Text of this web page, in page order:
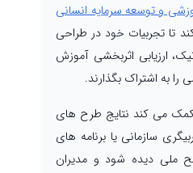
و توسعه سرمایه انسانی
تا تجربیات خود در طراحی
ارزیابی اثربخشی آموزش
به اشتراک بگذارند.
کمک می کند نتایج طرح های
سازمانی یا برنامه های
ملی دیده شود و مدیران